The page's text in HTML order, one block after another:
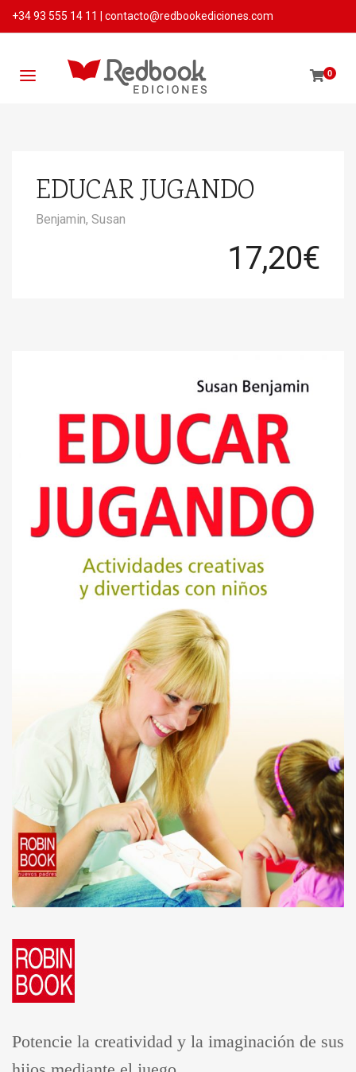
+34 93 555 14 11 contacto@redbookediciones.com
0
EDUCAR JUGANDO
Benjamin, Susan
17,20€
Potencie la creatividad y la imaginación de sus